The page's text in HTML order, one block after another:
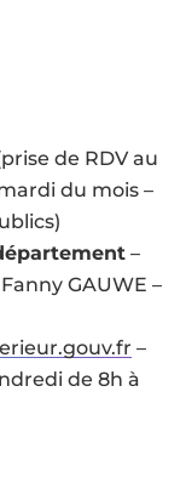
de RDV au
du mois –
–
GAUWE –
–
de 8h à